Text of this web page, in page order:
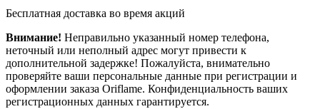
Бесплатная доставка во время акций
Внимание! Неправильно указанный номер телефона,
неточный или неполный адрес могут привести к
дополнительной задержке! Пожалуйста, внимательно
проверяйте ваши персональные данные при регистрации и
оформлении заказа Oriflame. Конфиденциальность ваших
регистрационных данных гарантируется.